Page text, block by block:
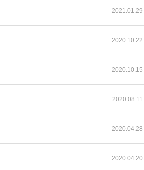
2021.01.29
2020.10.22
2020.10.15
2020.08.11
2020.04.28
2020.04.20